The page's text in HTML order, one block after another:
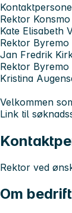
Rektor
Kate Elisabeth
Rektor
Jan Fredrik
Rektor Byremo
Kristina
Velkommen
Link til
Rektor ved
Om